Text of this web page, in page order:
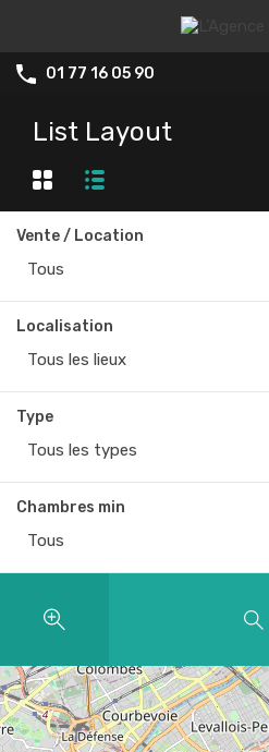
01 77 16 05 90
List Layout
Vente / Location
Tous
Localisation
Tous les lieux
Type
Tous les types
Chambres min
Tous